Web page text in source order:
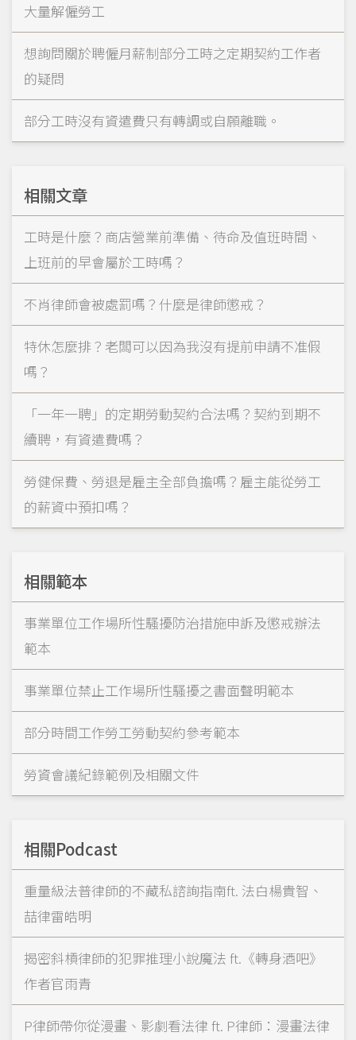
大量解僱勞工
想詢問關於聘僱月薪制部分工時之定期契約工作者
的疑問
部分工時沒有資遣費只有轉調或自願離職。
相關文章
工時是什麼？商店營業前準備、待命及值班時間、
上班前的早會屬於工時嗎？
不肖律師會被處罰嗎？什麼是律師懲戒？
特休怎麼排？老闆可以因為我沒有提前申請不准假
嗎？
「一年一聘」的定期勞動契約合法嗎？契約到期不
續聘，有資遣費嗎？
勞健保費、勞退是雇主全部負擔嗎？雇主能從勞工
的薪資中預扣嗎？
相關範本
事業單位工作場所性騷擾防治措施申訴及懲戒辦法
範本
事業單位禁止工作場所性騷擾之書面聲明範本
部分時間工作勞工勞動契約參考範本
勞資會議紀錄範例及相關文件
相關Podcast
重量級法普律師的不藏私諮詢指南ft. 法白楊貴智、
喆律雷皓明
揭密斜槓律師的犯罪推理小說魔法 ft.《轉身酒吧》
作者官雨青
P律師帶你從漫畫、影劇看法律 ft. P律師：漫畫法律